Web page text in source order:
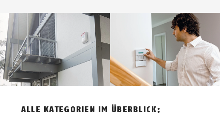
ALLE KATEGORIEN IM ÜBERBLICK: